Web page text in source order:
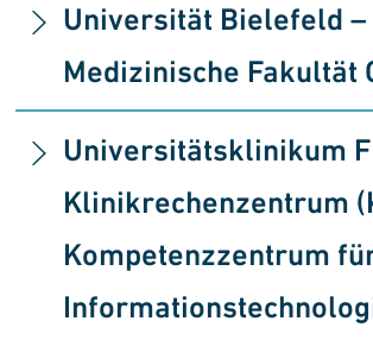
Universität Bielefeld –
Medizinische Fakultät
Universitätsklinikum
Klinikrechenzentrum
Kompetenzzentrum